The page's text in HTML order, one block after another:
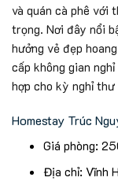
và quán cà phê với
trọng. Nơi đây nổi
hưởng vẻ đẹp
cấp không gian
hợp cho kỳ nghỉ
Homestay Trúc
Giá phòng:
Địa chỉ: Vĩnh